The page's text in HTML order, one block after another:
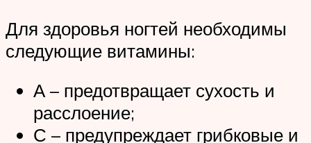
Для здоровья ногтей необходимы
следующие витамины:
А – предотвращает сухость и
расслоение;
С – предупреждает грибковые и